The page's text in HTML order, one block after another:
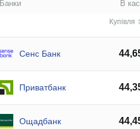
Банки В
Купівля
Сенс Банк
Приватбанк
Ощадбанк